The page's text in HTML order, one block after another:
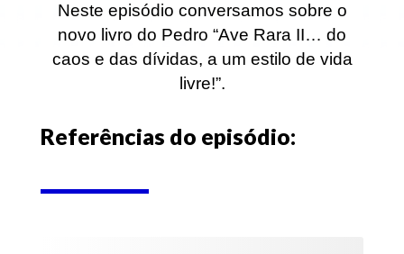
Neste episódio conversamos sobre o
novo livro do Pedro “Ave Rara II… do
caos e das dívidas, a um estilo de vida
livre!”.
Referências do episódio: